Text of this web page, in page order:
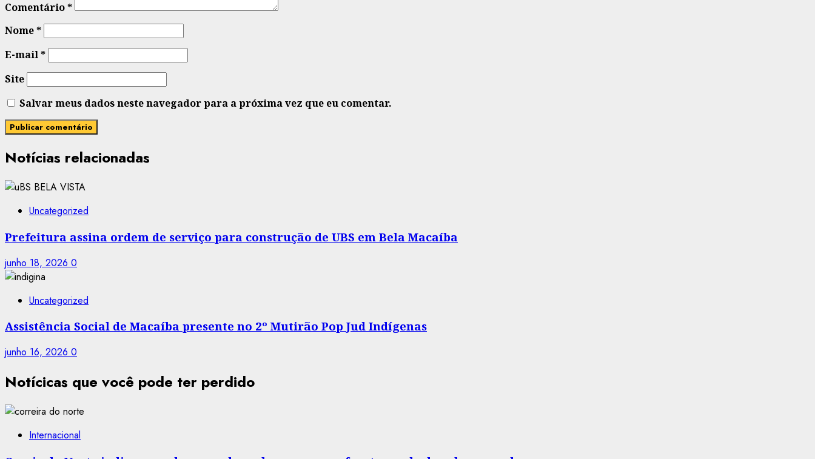
Comentário*
Nome*
E-mail*
Site
Salvar meus dados neste navegador para a próxima vez que eu comentar.
Notícias relacionadas
Uncategorized
Prefeitura assina ordem de serviço para construção de UBS em Bela Macaíba
junho 18, 2026 0
Uncategorized
Assistência Social de Macaíba presente no 2º Mutirão Pop Jud Indígenas
junho 16, 2026 0
Notícicas que você pode ter perdido
Internacional